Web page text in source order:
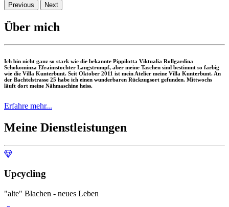
Previous Next
Über mich
Ich bin nicht ganz so stark wie die bekannte Pippilotta Viktualia Rollgardina
Schokominza Efraimstochter Langstrumpf, aber meine Taschen sind bestimmt so farbig
wie die Villa Kunterbunt. Seit Oktober 2011 ist mein Atelier meine Villa Kunterbunt. An
der Bachtelstrasse 25 habe ich einen wunderbaren Rückzugsort gefunden. Mittwochs
läuft dort meine Nähmaschine heiss.
Erfahre mehr...
Meine Dienstleistungen
Upcycling
"alte" Blachen - neues Leben